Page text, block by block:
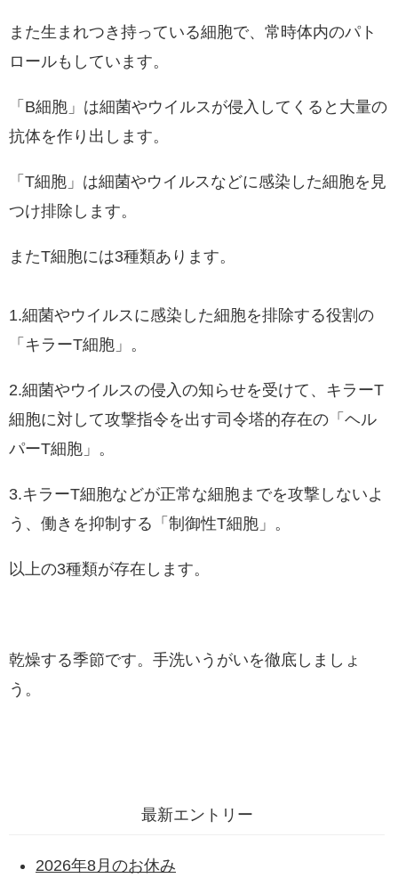
また生まれつき持っている細胞で、常時体内のパト
ロールもしています。
「B細胞」は細菌やウイルスが侵入してくると大量の
抗体を作り出します。
「T細胞」は細菌やウイルスなどに感染した細胞を見
つけ排除します。
またT細胞には3種類あります。
1.細菌やウイルスに感染した細胞を排除する役割の
「キラーT細胞」。
2.細菌やウイルスの侵入の知らせを受けて、キラーT
細胞に対して攻撃指令を出す司令塔的存在の「ヘル
パーT細胞」。
3.キラーT細胞などが正常な細胞までを攻撃しないよ
う、働きを抑制する「制御性T細胞」。
以上の3種類が存在します。
乾燥する季節です。手洗いうがいを徹底しましょ
う。
最新エントリー
2026年8月のお休み